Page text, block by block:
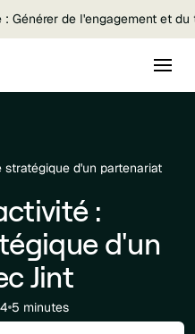
: Générer de l'engagement et
d'un partenariat
:
d'un
Jint
5 minutes